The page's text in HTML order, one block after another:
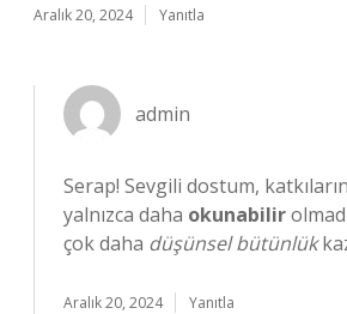
Aralık 20, 2024 Yanıtla
admin
Serap! Sevgili dostum,
yalnızca daha okunabilir
çok daha düşünsel bütünlük
Aralık 20, 2024 Yanıtla